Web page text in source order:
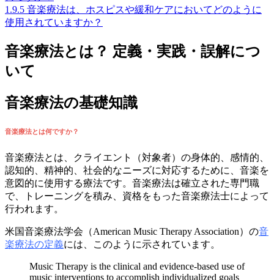
1.9.5 音楽療法は、ホスピスや緩和ケアにおいてどのように
使用されていますか？
音楽療法とは？ 定義・実践・誤解につ
いて
音楽療法の基礎知識
音楽療法とは何ですか？
音楽療法とは、クライエント（対象者）の身体的、感情的、
認知的、精神的、社会的なニーズに対応するために、音楽を
意図的に使用する療法です。音楽療法は確立された専門職
で、トレーニングを積み、資格をもった音楽療法士によって
行われます。
米国音楽療法学会（American Music Therapy Association）の音
楽療法の定義には、このように示されています。
Music Therapy is the clinical and evidence-based use of
music interventions to accomplish individualized goals